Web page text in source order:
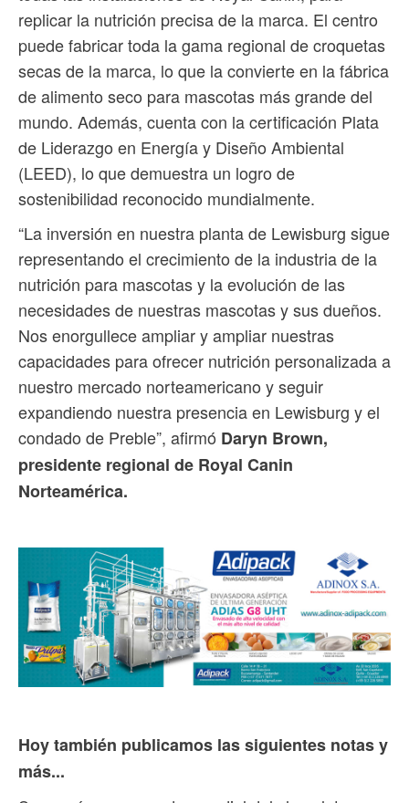
replicar la nutrición precisa de la marca. El centro
puede fabricar toda la gama regional de croquetas
secas de la marca, lo que la convierte en la fábrica
de alimento seco para mascotas más grande del
mundo. Además, cuenta con la certificación Plata
de Liderazgo en Energía y Diseño Ambiental
(LEED), lo que demuestra un logro de
sostenibilidad reconocido mundialmente.
“La inversión en nuestra planta de Lewisburg sigue
representando el crecimiento de la industria de la
nutrición para mascotas y la evolución de las
necesidades de nuestras mascotas y sus dueños.
Nos enorgullece ampliar y ampliar nuestras
capacidades para ofrecer nutrición personalizada a
nuestro mercado norteamericano y seguir
expandiendo nuestra presencia en Lewisburg y el
condado de Preble”, afirmó Daryn Brown,
presidente regional de Royal Canin
Norteamérica.
Hoy también publicamos las siguientes notas y
más...